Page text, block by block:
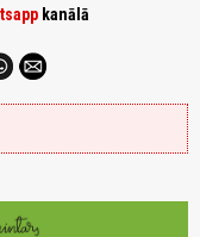
kanālā